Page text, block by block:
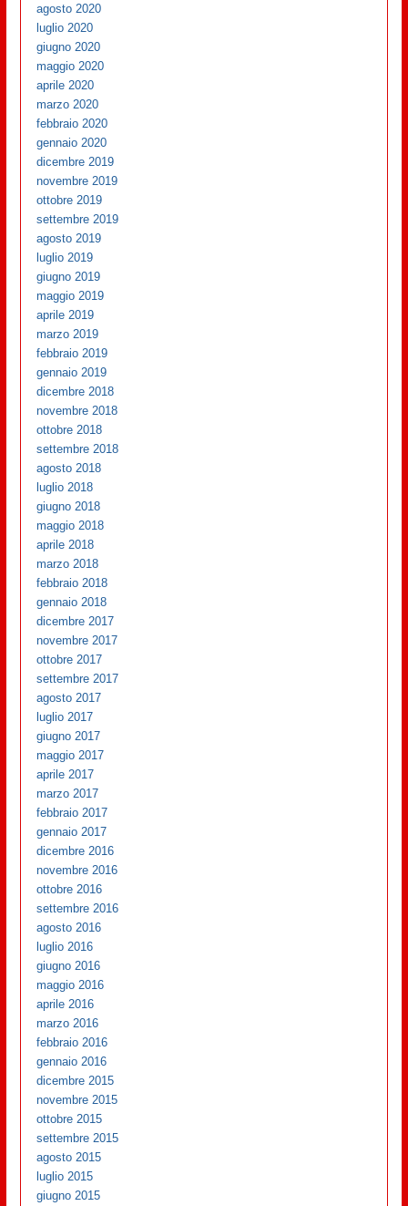
agosto 2020
luglio 2020
giugno 2020
maggio 2020
aprile 2020
marzo 2020
febbraio 2020
gennaio 2020
dicembre 2019
novembre 2019
ottobre 2019
settembre 2019
agosto 2019
luglio 2019
giugno 2019
maggio 2019
aprile 2019
marzo 2019
febbraio 2019
gennaio 2019
dicembre 2018
novembre 2018
ottobre 2018
settembre 2018
agosto 2018
luglio 2018
giugno 2018
maggio 2018
aprile 2018
marzo 2018
febbraio 2018
gennaio 2018
dicembre 2017
novembre 2017
ottobre 2017
settembre 2017
agosto 2017
luglio 2017
giugno 2017
maggio 2017
aprile 2017
marzo 2017
febbraio 2017
gennaio 2017
dicembre 2016
novembre 2016
ottobre 2016
settembre 2016
agosto 2016
luglio 2016
giugno 2016
maggio 2016
aprile 2016
marzo 2016
febbraio 2016
gennaio 2016
dicembre 2015
novembre 2015
ottobre 2015
settembre 2015
agosto 2015
luglio 2015
giugno 2015